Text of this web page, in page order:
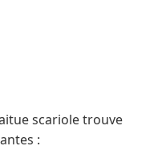
scariole trouve
: